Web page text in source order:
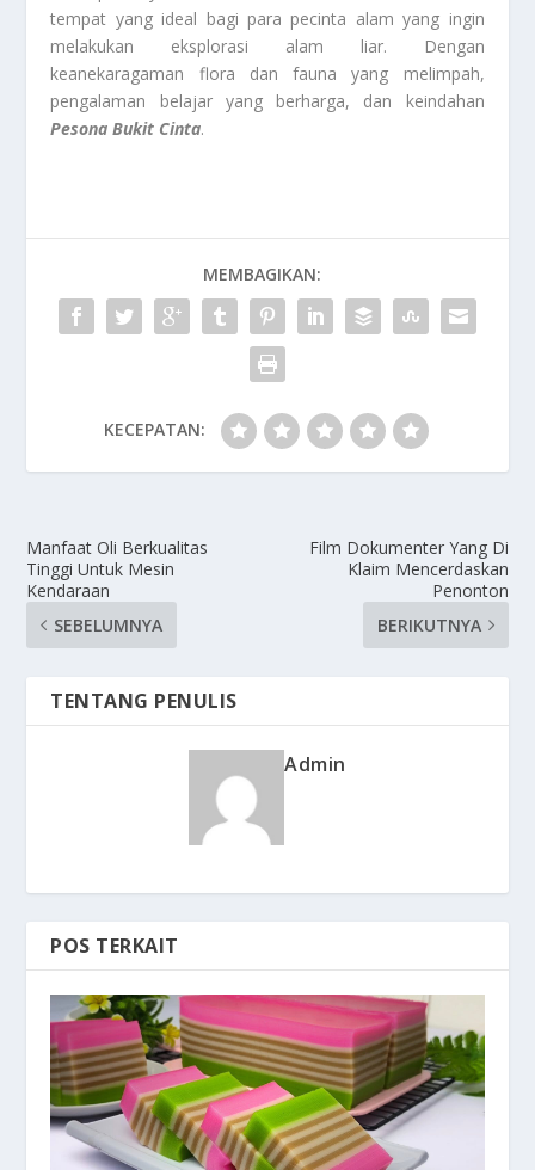
tempat yang ideal bagi para pecinta alam yang ingin
melakukan eksplorasi alam liar. Dengan
keanekaragaman flora dan fauna yang melimpah,
pengalaman belajar yang berharga, dan keindahan
Pesona Bukit Cinta.
MEMBAGIKAN:
KECEPATAN:
Manfaat Oli Berkualitas
Tinggi Untuk Mesin
Kendaraan
SEBELUMNYA
Film Dokumenter Yang Di
Klaim Mencerdaskan
Penonton
BERIKUTNYA
TENTANG PENULIS
Admin
POS TERKAIT